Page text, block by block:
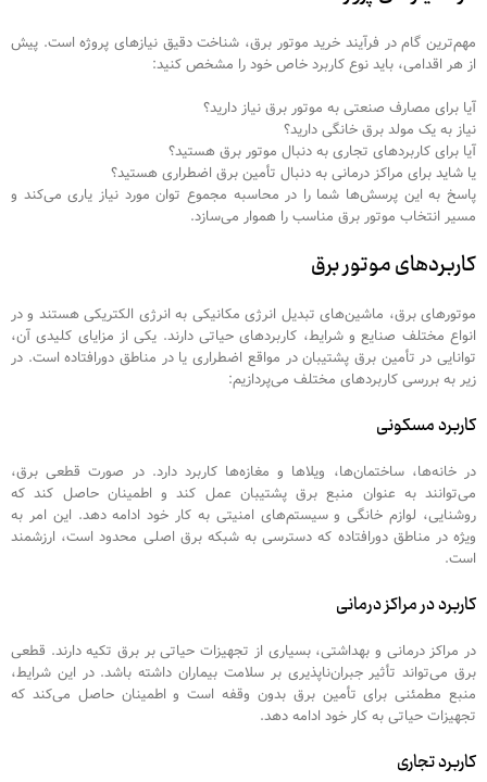
مهم‌ترین گام در فرآیند خرید موتور برق، شناخت دقیق نیازهای پروژه است. پیش
از هر اقدامی، باید نوع کاربرد خاص خود را مشخص کنید:
آیا برای مصارف صنعتی به موتور برق نیاز دارید؟
نیاز به یک مولد برق خانگی دارید؟
آیا برای کاربردهای تجاری به دنبال موتور برق هستید؟
یا شاید برای مراکز درمانی به دنبال تأمین برق اضطراری هستید؟
پاسخ به این پرسش‌ها شما را در محاسبه مجموع توان مورد نیاز یاری می‌کند و
مسیر انتخاب موتور برق مناسب را هموار می‌سازد.
کاربردهای موتور برق
موتورهای برق، ماشین‌های تبدیل انرژی مکانیکی به انرژی الکتریکی هستند و در
انواع مختلف صنایع و شرایط، کاربردهای حیاتی دارند. یکی از مزایای کلیدی آن،
توانایی در تأمین برق پشتیبان در مواقع اضطراری یا در مناطق دورافتاده است. در
زیر به بررسی کاربردهای مختلف می‌پردازیم:
کاربرد مسکونی
در خانه‌ها، ساختمان‌ها، ویلاها و مغازه‌ها کاربرد دارد. در صورت قطعی برق،
می‌توانند به عنوان منبع برق پشتیبان عمل کند و اطمینان حاصل کند که
روشنایی، لوازم خانگی و سیستم‌های امنیتی به کار خود ادامه دهد. این امر به
ویژه در مناطق دورافتاده که دسترسی به شبکه برق اصلی محدود است، ارزشمند
است.
کاربرد در مراکز درمانی
در مراکز درمانی و بهداشتی، بسیاری از تجهیزات حیاتی بر برق تکیه دارند. قطعی
برق می‌تواند تأثیر جبران‌ناپذیری بر سلامت بیماران داشته باشد. در این شرایط،
منبع مطمئنی برای تأمین برق بدون وقفه است و اطمینان حاصل می‌کند که
تجهیزات حیاتی به کار خود ادامه دهد.
کاربرد تجاری